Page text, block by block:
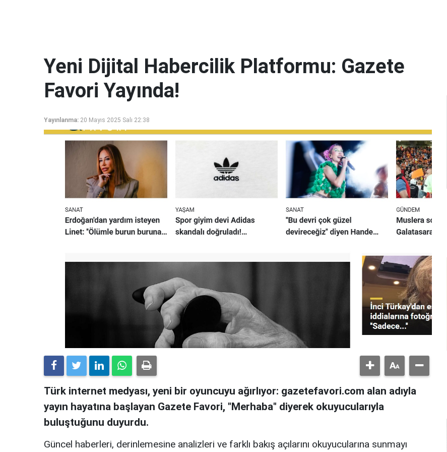
Yeni Dijital Habercilik Platformu: Gazete
Favori Yayında!
Yayınlanma: 20 Mayıs 2025 Salı 22:38
Türk internet medyası, yeni bir oyuncuyu ağırlıyor: gazetefavori.com alan adıyla
yayın hayatına başlayan Gazete Favori, "Merhaba" diyerek okuyucularıyla
buluştuğunu duyurdu.
Güncel haberleri, derinlemesine analizleri ve farklı bakış açılarını okuyucularına sunmayı